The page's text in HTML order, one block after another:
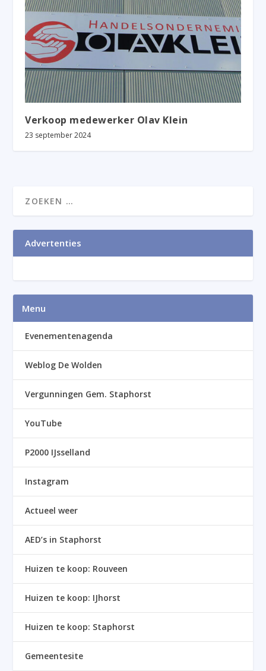
Verkoop medewerker Olav Klein
23 september 2024
Advertenties
Menu
Evenementenagenda
Weblog De Wolden
Vergunningen Gem. Staphorst
YouTube
P2000 IJsselland
Instagram
Actueel weer
AED’s in Staphorst
Huizen te koop: Rouveen
Huizen te koop: IJhorst
Huizen te koop: Staphorst
Gemeentesite